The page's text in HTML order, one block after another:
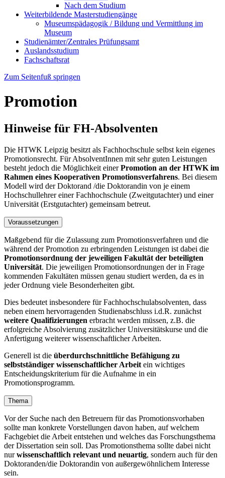
Nach dem Studium
Weiterbildende Masterstudiengänge
Museumspädagogik / Bildung und Vermittlung im
Museum
Studienämter/Zentrales Prüfungsamt
Auslandsstudium
Fachschaftsrat
Zum Seitenfuß springen
Promotion
Hinweise für FH-Absolventen
Die HTWK Leipzig besitzt als Fachhochschule selbst kein eigenes
Promotionsrecht. Für AbsolventInnen mit sehr guten Leistungen
besteht jedoch die Möglichkeit einerPromotion an der HTWK im
Rahmen eines Kooperativen Promotionsverfahrens. Bei diesem
Modell wird der Doktorand /die Doktorandin von je einem
Hochschullehrer einer Fachhochschule (Zweitgutachter) und einer
Universität (Erstgutachter) gemeinsam betreut.
Voraussetzungen
Maßgebend für die Zulassung zum Promotionsverfahren und die
während der Promotion zu erbringenden Leistungen ist dabei die
Promotionsordnung der jeweiligen Fakultät der beteiligten
Universität. Die jeweiligen Promotionsordnungen der in Frage
kommenden Fakultäten müssen genau studiert werden, da es in
jeder Ordnung viele Besonderheiten gibt.
Dies bedeutet insbesondere für Fachhochschulabsolventen, dass
neben einem hervorragenden Studienabschluss i.d.R. zunächst
weitere Qualifizierungen erbracht werden müssen, z.B. die
erfolgreiche Absolvierung zusätzlicher Universitätskurse und die
Anfertigung weiterer wissenschaftlicher Arbeiten.
Generell ist die überdurchschnittliche Befähigung zu
selbstständiger wissenschaftlicher Arbeit ein wichtiges
Entscheidungskriterium für die Aufnahme in ein
Promotionsprogramm.
Thema
Vor der Suche nach den Betreuern für das Promotionsvorhaben
sollte man konkrete Vorstellungen davon haben, auf welchem
Fachgebiet die Arbeit entstehen und welches das Forschungsthema
der Dissertation sein soll. Das Promotionsthema sollte dabei nicht
nurwissenschaftlich relevant und neuartig, sondern auch für den
Doktoranden/die Doktorandin von außergewöhnlichem Interesse
sein.